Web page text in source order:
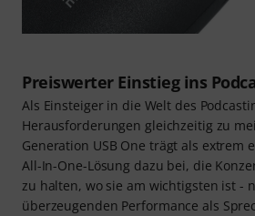
Preiswerter Einstieg ins
Als Einsteiger in die Welt des
Herausforderungen gleichzeitig zu
Generation USB One trägt als extrem
All-In-One-Lösung dazu bei, die
zu halten, wo sie am wichtigsten ist -
überzeugenden Performance als